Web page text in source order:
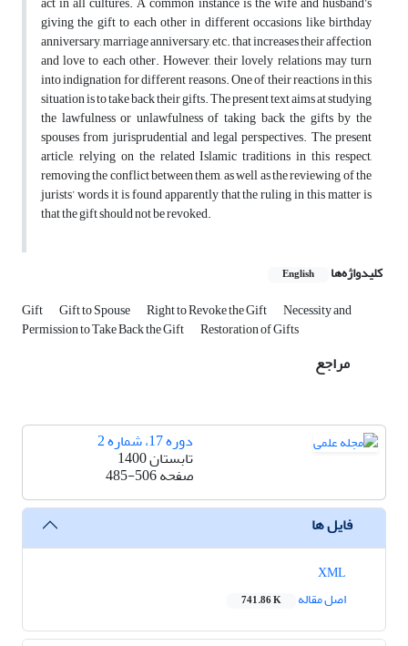
giving the gift to each other in different occasions like birthday
anniversary, marriage anniversary, etc. that increases their affection
and love to each other. However, their lovely relations may turn
into indignation for different reasons. One of their reactions in this
situation is to take back their gifts. The present text aims at studying
the lawfulness or unlawfulness of taking back the gifts by the
spouses from jurisprudential and legal perspectives. The present
article, relying on the related Islamic traditions in this respect,
removing the conflict between them, as well as the reviewing of the
jurists’ words it is found apparently that the ruling in this matter is
that the gift should not be revoked.
کلیدواژه‌ها English
Gift Gift to Spouse Right to Revoke the Gift Necessity and
Permission to Take Back the Gift Restoration of Gifts
مراجع
دوره 17، شماره 2
تابستان 1400
صفحه485-506
فایل ها
اصل مقاله
741.86 K